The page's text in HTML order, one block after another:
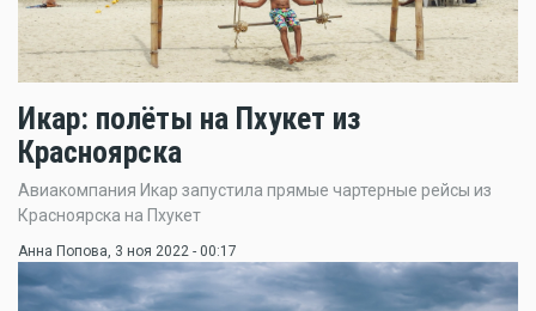
Икар: полёты на Пхукет из
Красноярска
Авиакомпания Икар запустила прямые чартерные рейсы из
Красноярска на Пхукет
Анна Попова , 3 ноя 2022 - 00:17